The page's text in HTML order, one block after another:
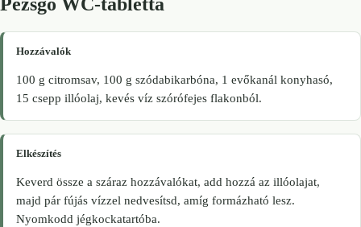
Hozzávalók
100 g citromsav, 100 g szódabikarbóna, 1 evőkanál konyhasó,
15 csepp illóolaj, kevés víz szórófejes flakonból.
Elkészítés
Keverd össze a száraz hozzávalókat, add hozzá az illóolajat,
majd pár fújás vízzel nedvesítsd, amíg formázható lesz.
Nyomkodd jégkockatartóba.